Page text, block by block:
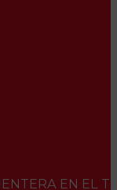
EN EL